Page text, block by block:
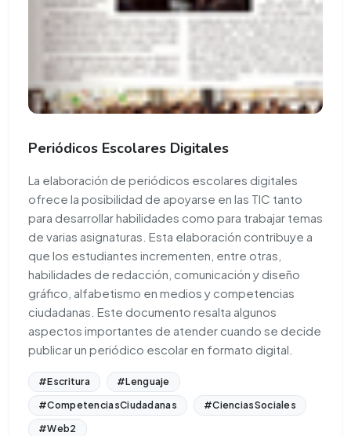
Periódicos Escolares Digitales
La elaboración de periódicos escolares digitales
ofrece la posibilidad de apoyarse en las TIC tanto
para desarrollar habilidades como para trabajar temas
de varias asignaturas. Esta elaboración contribuye a
que los estudiantes incrementen, entre otras,
habilidades de redacción, comunicación y diseño
gráfico, alfabetismo en medios y competencias
ciudadanas. Este documento resalta algunos
aspectos importantes de atender cuando se decide
publicar un periódico escolar en formato digital.
#Escritura
#Lenguaje
#CompetenciasCiudadanas
#CienciasSociales
#Web2